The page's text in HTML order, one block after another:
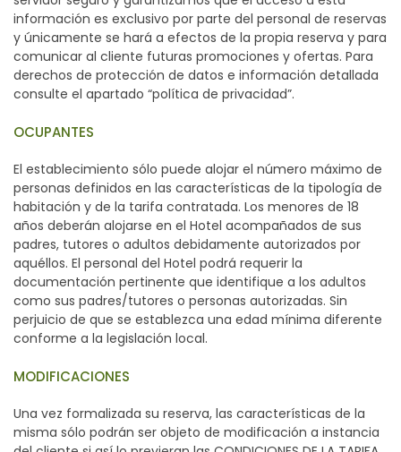
información es exclusivo por parte del personal de reservas
y únicamente se hará a efectos de la propia reserva y para
comunicar al cliente futuras promociones y ofertas. Para
derechos de protección de datos e información detallada
consulte el apartado “política de privacidad”.
OCUPANTES
El establecimiento sólo puede alojar el número máximo de
personas definidos en las características de la tipología de
habitación y de la tarifa contratada. Los menores de 18
años deberán alojarse en el Hotel acompañados de sus
padres, tutores o adultos debidamente autorizados por
aquéllos. El personal del Hotel podrá requerir la
documentación pertinente que identifique a los adultos
como sus padres/tutores o personas autorizadas. Sin
perjuicio de que se establezca una edad mínima diferente
conforme a la legislación local.
MODIFICACIONES
Una vez formalizada su reserva, las características de la
misma sólo podrán ser objeto de modificación a instancia